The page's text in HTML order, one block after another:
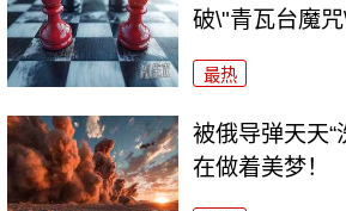
破\"青瓦台魔
最热
被俄导弹天天“
在做着美梦！